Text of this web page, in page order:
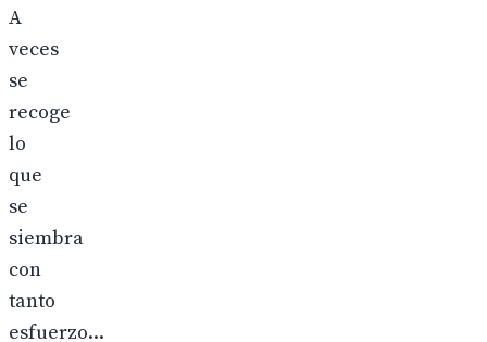
A
veces
se
recoge
lo
que
se
siembra
con
tanto
esfuerzo...